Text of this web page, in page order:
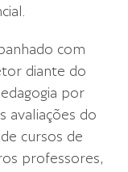
com
diante do
por
avaliações do
cursos de
professores,